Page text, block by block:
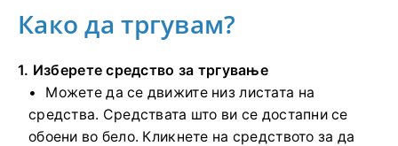
Како да тргувам?
1. Изберете средство за тргување
Можете да се движите низ листата на
средства. Средствата што ви се достапни се
обоени во бело. Кликнете на средството за да